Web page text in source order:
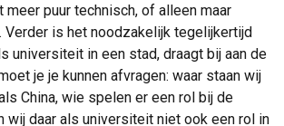
puur technisch, of alleen maar
Verder is het noodzakelijk tegelijkertijd
universiteit in een stad, draagt bij aan de
je je kunnen afvragen: waar staan wij
China, wie spelen er een rol bij de
daar als universiteit niet ook een rol in